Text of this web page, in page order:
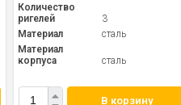
Количество
ригелей
3
Материал
сталь
Материал
корпуса
сталь
В корзину